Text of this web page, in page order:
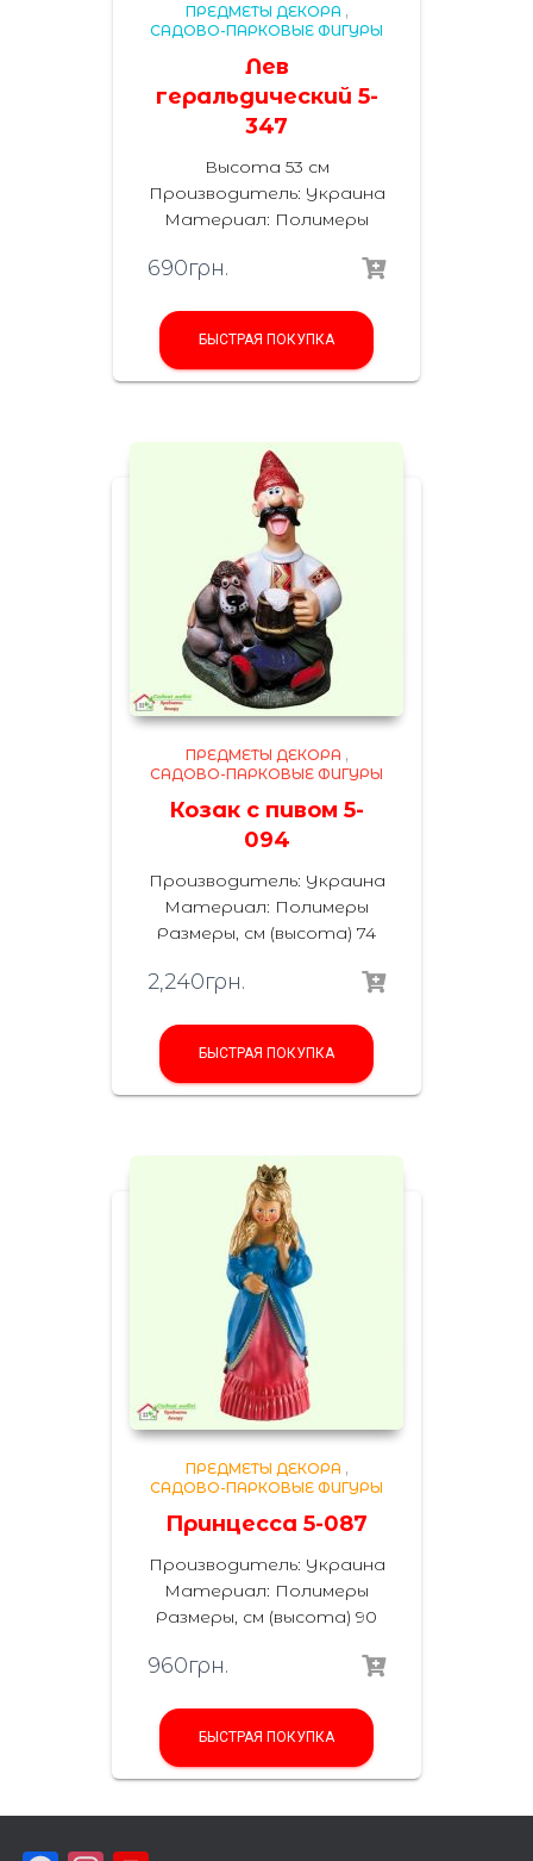
ПРЕДМЕТЫ ДЕКОРА ,
САДОВО-ПАРКОВЫЕ ФИГУРЫ
Лев
геральдический 5-
347
Высота 53 см
Производитель: Украина
Материал: Полимеры
690грн.
БЫСТРАЯ ПОКУПКА
ПРЕДМЕТЫ ДЕКОРА ,
САДОВО-ПАРКОВЫЕ ФИГУРЫ
Козак с пивом 5-
094
Производитель: Украина
Материал: Полимеры
Размеры, см (высота) 74
2,240грн.
БЫСТРАЯ ПОКУПКА
ПРЕДМЕТЫ ДЕКОРА ,
САДОВО-ПАРКОВЫЕ ФИГУРЫ
Принцесса 5-087
Производитель: Украина
Материал: Полимеры
Размеры, см (высота) 90
960грн.
БЫСТРАЯ ПОКУПКА